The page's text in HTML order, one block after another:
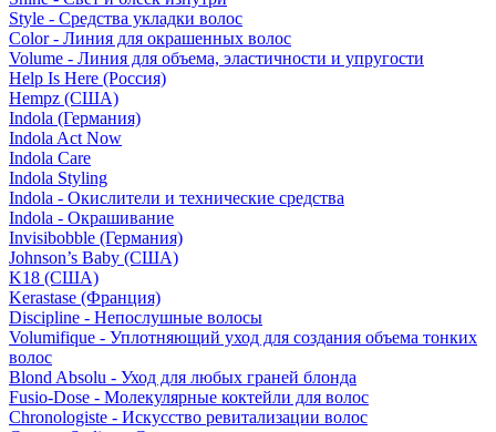
Style - Средства укладки волос
Color - Линия для окрашенных волос
Volume - Линия для объема, эластичности и упругости
Help Is Here (Россия)
Hempz (США)
Indola (Германия)
Indola Act Now
Indola Care
Indola Styling
Indola - Окислители и технические средства
Indola - Окрашивание
Invisibobble (Германия)
Johnson’s Baby (США)
K18 (США)
Kerastase (Франция)
Discipline - Непослушные волосы
Volumifique - Уплотняющий уход для создания объема тонких
волос
Blond Absolu - Уход для любых граней блонда
Fusio-Dose - Молекулярные коктейли для волос
Chronologiste - Искусство ревитализации волос